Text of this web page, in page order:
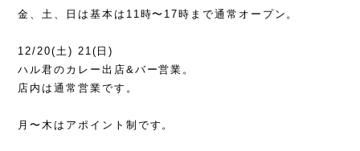
金、土、日は基本は11時〜17時まで通常オープン。
12/20(土) 21(日)
ハル君のカレー出店&バー営業。
店内は通常営業です。
月〜木はアポイント制です。